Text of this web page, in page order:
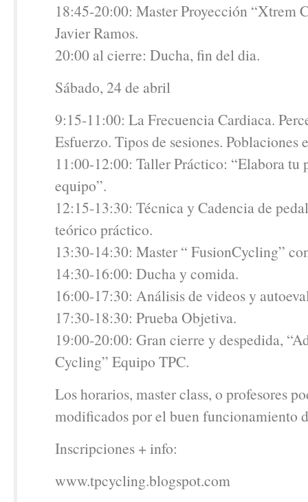
18:45-20:00: Master Proyección “Xtrem
Javier Ramos.
20:00 al cierre: Ducha, fin del dia.
Sábado, 24 de abril
9:15-11:00: La Frecuencia Cardiaca.
Esfuerzo. Tipos de sesiones. Poblaciones
11:00-12:00: Taller Práctico: “Elabora tu
equipo”.
12:15-13:30: Técnica y Cadencia de
teórico práctico.
13:30-14:30: Master “ FusionCycling”
14:30-16:00: Ducha y comida.
16:00-17:30: Análisis de videos y
17:30-18:30: Prueba Objetiva.
19:00-20:00: Gran cierre y despedida,
Cycling” Equipo TPC.
Los horarios, master class, o profesores
modificados por el buen funcionamiento
Inscripciones + info:
www.tpcycling.blogspot.com